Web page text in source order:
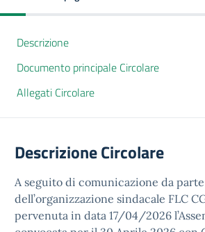
Descrizione
Documento principale Circolare
Allegati Circolare
Descrizione Circolare
A seguito di comunicazione da parte
dell’organizzazione sindacale FLC
pervenuta in data 17/04/2026